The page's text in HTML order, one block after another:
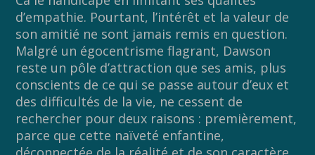
d’empathie. Pourtant, l’intérêt et la valeur de
son amitié ne sont jamais remis en question.
Malgré un égocentrisme flagrant, Dawson
reste un pôle d’attraction que ses amis, plus
conscients de ce qui se passe autour d’eux et
des difficultés de la vie, ne cessent de
rechercher pour deux raisons : premièrement,
parce que cette naïveté enfantine,